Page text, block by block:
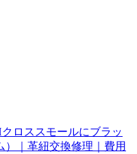
ロススモールにブラッ
）｜革紐交換修理｜費用